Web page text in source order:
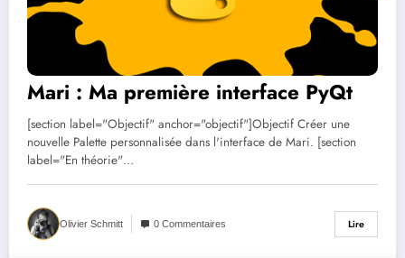
Mari : Ma première interface PyQt
[section label="Objectif" anchor="objectif"]Objectif Créer une
nouvelle Palette personnalisée dans l'interface de Mari. [section
label="En théorie"…
Olivier Schmitt 0 Commentaires Lire